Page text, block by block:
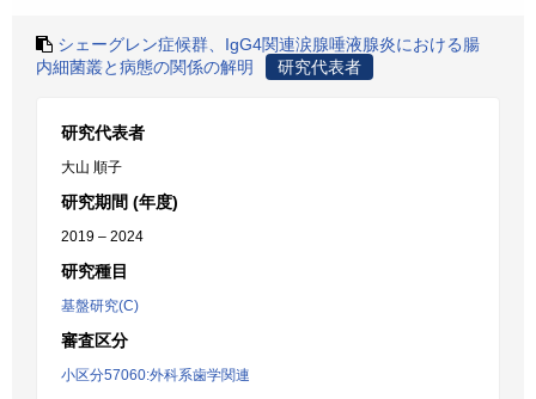
シェーグレン症候群、IgG4関連涙腺唾液腺炎における腸
内細菌叢と病態の関係の解明
研究代表者
研究代表者
大山 順子
研究期間 (年度)
2019 – 2024
研究種目
基盤研究(C)
審査区分
小区分57060:外科系歯学関連